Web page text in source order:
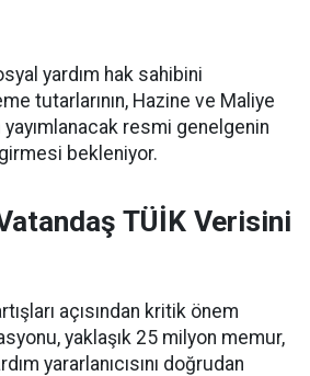
yardım hak sahibini
tutarlarının, Hazine ve Maliye
yayımlanacak resmi genelgenin
bekleniyor.
TÜİK Verisini
açısından kritik önem
yaklaşık 25 milyon memur,
yararlanıcısını doğrudan